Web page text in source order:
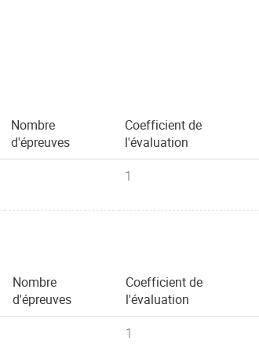
Nombre
d'épreuves
Coefficient de
l'évaluation
1
Nombre
d'épreuves
Coefficient de
l'évaluation
1